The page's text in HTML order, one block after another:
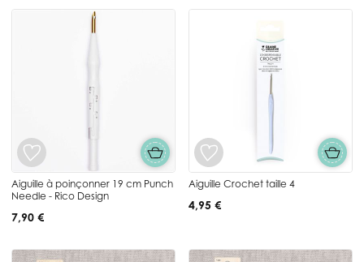
Aiguille à poinçonner 19 cm Punch
Needle - Rico Design
7,90 €
Aiguille Crochet taille 4
4,95 €